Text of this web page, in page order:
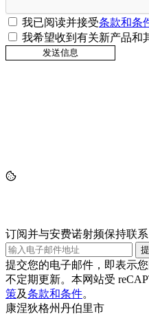
我已阅读并接受条款和条
我希望收到有关新产品和
订阅并与安费诺射频保持联系
提交您的电子邮件，即表示
不定期更新。本网站受
策及条款和条件。
康涅狄格州丹伯里市